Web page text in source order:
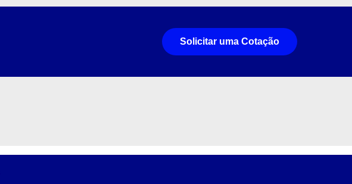
Solicitar uma Cotação